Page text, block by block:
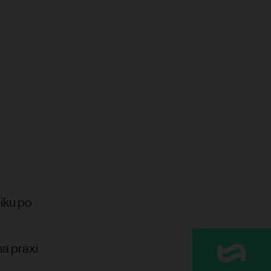
po
praxi